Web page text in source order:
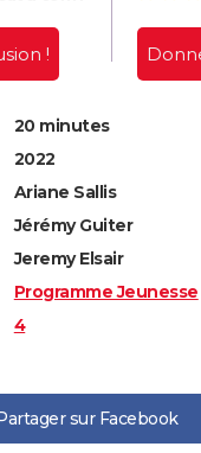
!
20 minutes
2022
Ariane Sallis
Jérémy Guiter
Jeremy Elsair
Programme Jeunesse
4
Partager sur Facebook